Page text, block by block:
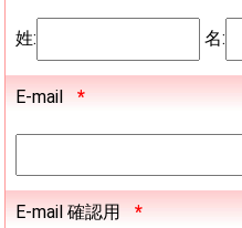
姓: 名:
E-mail *
E-mail 確認用 *